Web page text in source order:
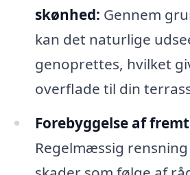
skønhed: Gennem
kan det naturlige
genoprettes, hvilket
overflade til din
Forebyggelse af
Regelmæssig